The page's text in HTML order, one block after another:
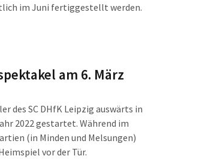
im Juni fertiggestellt werden.
am 6. März
des SC DHfK Leipzig auswärts in
2022 gestartet. Während im
(in Minden und Melsungen)
vor der Tür.